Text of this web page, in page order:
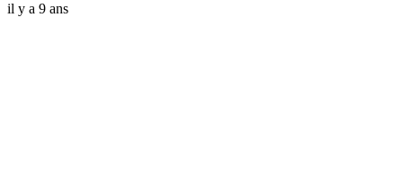
il y a 9 ans